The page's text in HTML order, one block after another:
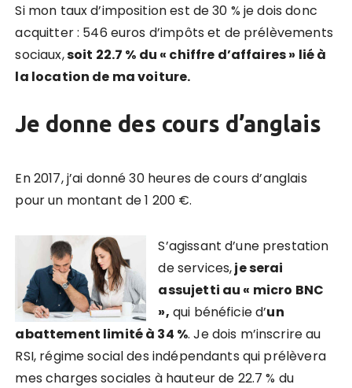
Si mon taux d’imposition est de 30 % je dois donc
acquitter : 546 euros d’impôts et de prélèvements
sociaux,soit 22.7 % du « chiffre d’affaires » lié à
la location de ma voiture.
Je donne des cours d’anglais
En 2017, j’ai donné 30 heures de cours d’anglais
pour un montant de 1 200 €.
S’agissant d’une prestation
de services,je serai
assujetti au « micro BNC
», qui bénéficie d’un
abattement limité à 34 %. Je dois m’inscrire au
RSI, régime social des indépendants qui prélèvera
mes charges sociales à hauteur de 22.7 % du